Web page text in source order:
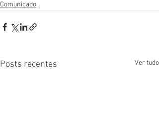
Comunicado
Posts recentes Ver tudo